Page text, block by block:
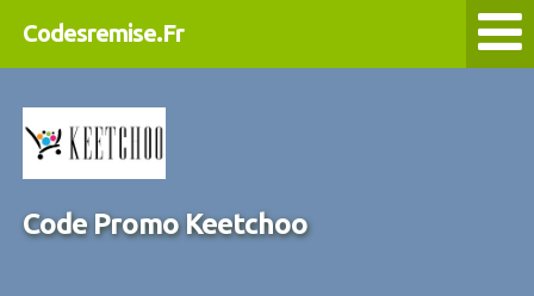
Codesremise.Fr
Code Promo Keetchoo